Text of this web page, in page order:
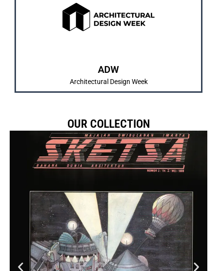
ADW
Architectural Design Week
IMARTA dan SKETSA sebagai bentuk pembelajaran
dan pengenalan karya mahasiswa/i.
OUR COLLECTION